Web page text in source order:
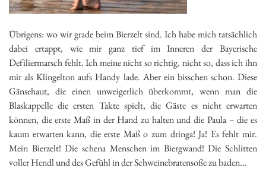
Übrigens: wo wir grade beim Bierzelt sind. Ich habe mich tatsächlich
dabei ertappt, wie mir ganz tief im Inneren der Bayerische
Defiliermarsch fehlt. Ich meine nicht so richtig, nicht so, dass ich ihn
mir als Klingelton aufs Handy lade. Aber ein bisschen schon. Diese
Gänsehaut, die einen unweigerlich überkommt, wenn man die
Blaskappelle die ersten Takte spielt, die Gäste es nicht erwarten
können, die erste Maß in der Hand zu halten und die Paula – die es
kaum erwarten kann, die erste Maß o zum dringa! Ja! Es fehlt mir.
Mein Bierzelt! Die schena Menschen im Biergwand! Die Schlitten
voller Hendl und des Gefühl in der Schweinebratensoße zu baden…